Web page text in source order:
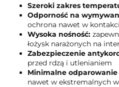
Szeroki zakres
Odporność na
ochrona nawet w
Wysoka nośność:
łożysk narażonych na
Zabezpieczenie
przed rdzą i utlenianiem
Minimalne odparowanie
nawet w ekstremalnych